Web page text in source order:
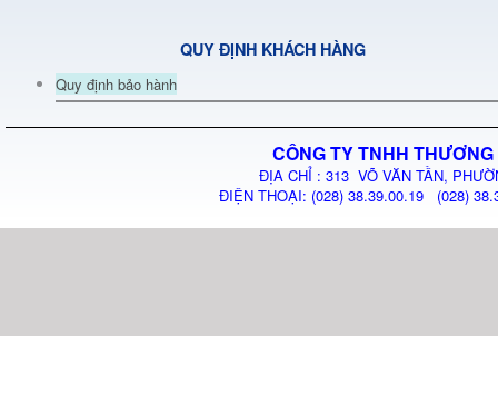
QUY ĐỊNH KHÁCH HÀNG
Quy định bảo hành
CÔNG TY TNHH
ĐỊA CHỈ : 313 VÕ VĂN TẦN,
ĐIỆN THOẠI: (028) 38.39.00.19 (028)